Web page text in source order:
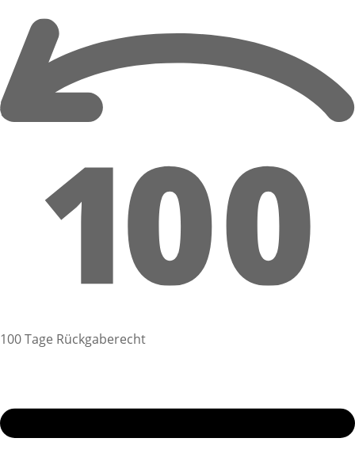
100 Tage Rückgaberecht